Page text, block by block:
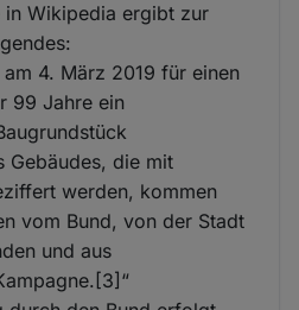
in Wikipedia ergibt zur
4. März 2019 für einen
99 Jahre ein
Gebäudes, die mit
werden, kommen
vom Bund, von der Stadt
und aus